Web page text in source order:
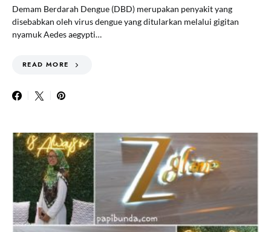
Demam Berdarah Dengue (DBD) merupakan penyakit yang
disebabkan oleh virus dengue yang ditularkan melalui gigitan
nyamuk Aedes aegypti…
READ MORE